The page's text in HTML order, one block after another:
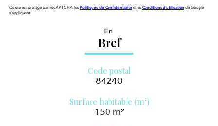
Ce site est protégé par reCAPTCHA, lesPolitiques de Confidentialitéet esConditions d'utilisation de Google
s'appliquent.
En
Bref
Code postal
84240
Surface habitable (m²)
150 m²